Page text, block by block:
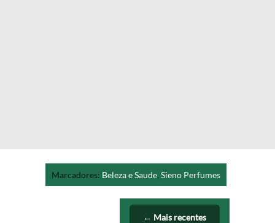
Marcadores: Beleza e Saude, Sieno Perfumes
← Mais recentes